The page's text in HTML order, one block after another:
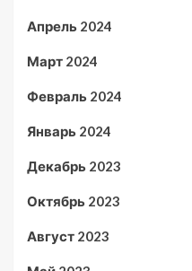
Апрель 2024
Март 2024
Февраль 2024
Январь 2024
Декабрь 2023
Октябрь 2023
Август 2023